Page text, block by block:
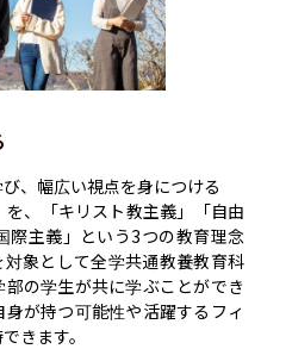
、幅広い視点を身につける
、「キリスト教主義」「自由
際主義」という3つの教育理念
象として全学共通教養教育科
の学生が共に学ぶことができ
が持つ可能性や活躍するフィ
きます。